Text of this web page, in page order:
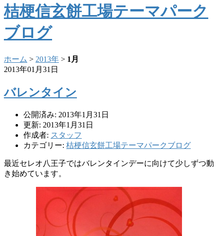
桔梗信玄餅工場テーマパーク
ブログ
ホーム > 2013年 > 1月
2013年01月31日
バレンタイン
公開済み: 2013年1月31日
更新: 2013年1月31日
作成者: スタッフ
カテゴリー: 桔梗信玄餅工場テーマパークブログ
最近セレオ八王子ではバレンタインデーに向けて少しずつ動
き始めています。